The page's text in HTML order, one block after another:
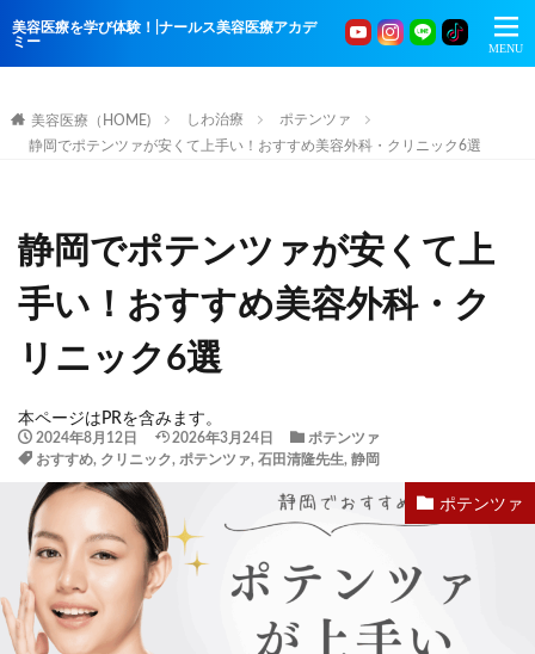
美容医療を学び体験！|ナールス美容医療アカデ
ミー
美容医療（HOME) しわ治療
ポテンツァ
静岡でポテンツァが安くて上手い！おすすめ美容外科・クリニック6選
静岡でポテンツァが安くて上
手い！おすすめ美容外科・ク
リニック6選
本ページはPRを含みます。
2024年8月12日 2026年3月24日
ポテンツァ
おすすめ, クリニック, ポテンツァ, 石田清隆先生, 静岡
ポテンツァ